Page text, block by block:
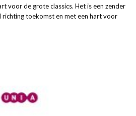
voor de grote classics. Het is een zender
toekomst en met een hart voor